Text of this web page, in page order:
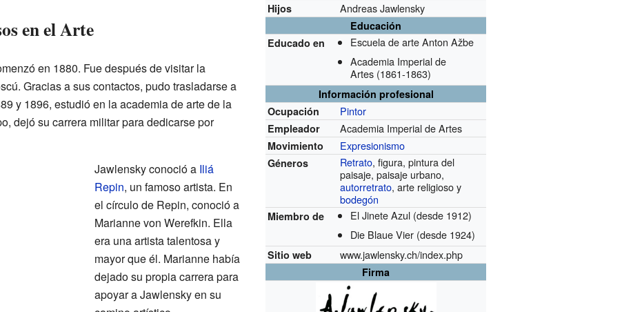
Hijos Andreas Jawlensky
Educación
Educado en
Escuela de arte Anton Ažbe
Academia Imperial de
Artes (1861-1863)
Información profesional
Ocupación
Pintor
Empleador Academia Imperial de Artes
Movimiento Expresionismo
Géneros Retrato, figura, pintura del
paisaje, paisaje urbano,
autorretrato, arte religioso y
bodegón
Miembro de El Jinete Azul (desde 1912)
Die Blaue Vier (desde 1924)
Sitio web www.jawlensky.ch/index.php
Firma
en el Arte
en 1880. Fue después de visitar la
Gracias a sus contactos, pudo trasladarse a
y 1896, estudió en la academia de arte de la
dejó su carrera militar para dedicarse por
Jawlensky conoció a Iliá
Repin, un famoso artista. En
el círculo de Repin, conoció a
Marianne von Werefkin. Ella
era una artista talentosa y
mayor que él. Marianne había
dejado su propia carrera para
apoyar a Jawlensky en su